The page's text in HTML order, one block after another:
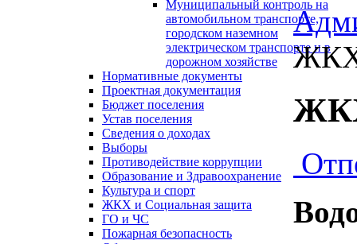
Муниципальный контроль на
автомобильном транспорте,
городском наземном
электрическом транспорте и в
дорожном хозяйстве
Нормативные документы
Проектная документация
Бюджет поселения
Устав поселения
Сведения о доходах
Выборы
Противодействие коррупции
Образование и Здравоохранение
Культура и спорт
ЖКХ и Социальная защита
ГО и ЧС
Пожарная безопасность
ЖКХ